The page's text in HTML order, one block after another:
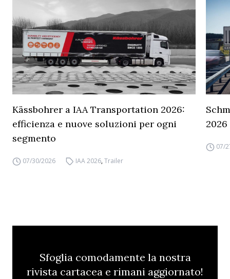
Kässbohrer a IAA Transportation 2026:
efficienza e nuove soluzioni per ogni
segmento
07/30/2026 IAA 2026,Trailer
2026
07/
Sfoglia comodamente la nostra
rivista cartacea e rimani aggiornato!